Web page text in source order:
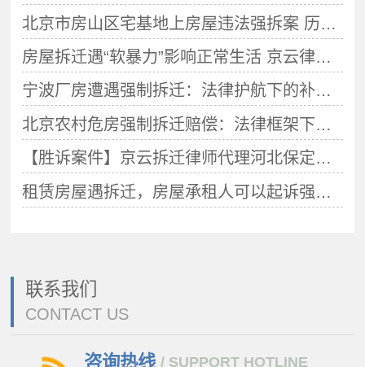
北京市房山区宅基地上房屋违法强拆案 历经十年漫漫维权 终获胜诉判决
房屋拆迁遇“软暴力”影响正常生活 京云律师助追施暴方刑责
宁波厂房遭遇强制拆迁：法律护航下的补偿权益全解析
北京农村危房强制拆迁赔偿：法律框架下的权益保障与救济路径
【胜诉案件】京云拆迁律师代理河北保定房屋被拆迁案件胜诉判定政府拆迁违法
租赁房屋遇拆迁，房屋承租人可以起诉强制拆除行为违法吗？
联系我们
CONTACT US
咨询热线 / SUPPORT HOTLINE